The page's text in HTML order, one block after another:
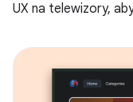
UX na telewizory,